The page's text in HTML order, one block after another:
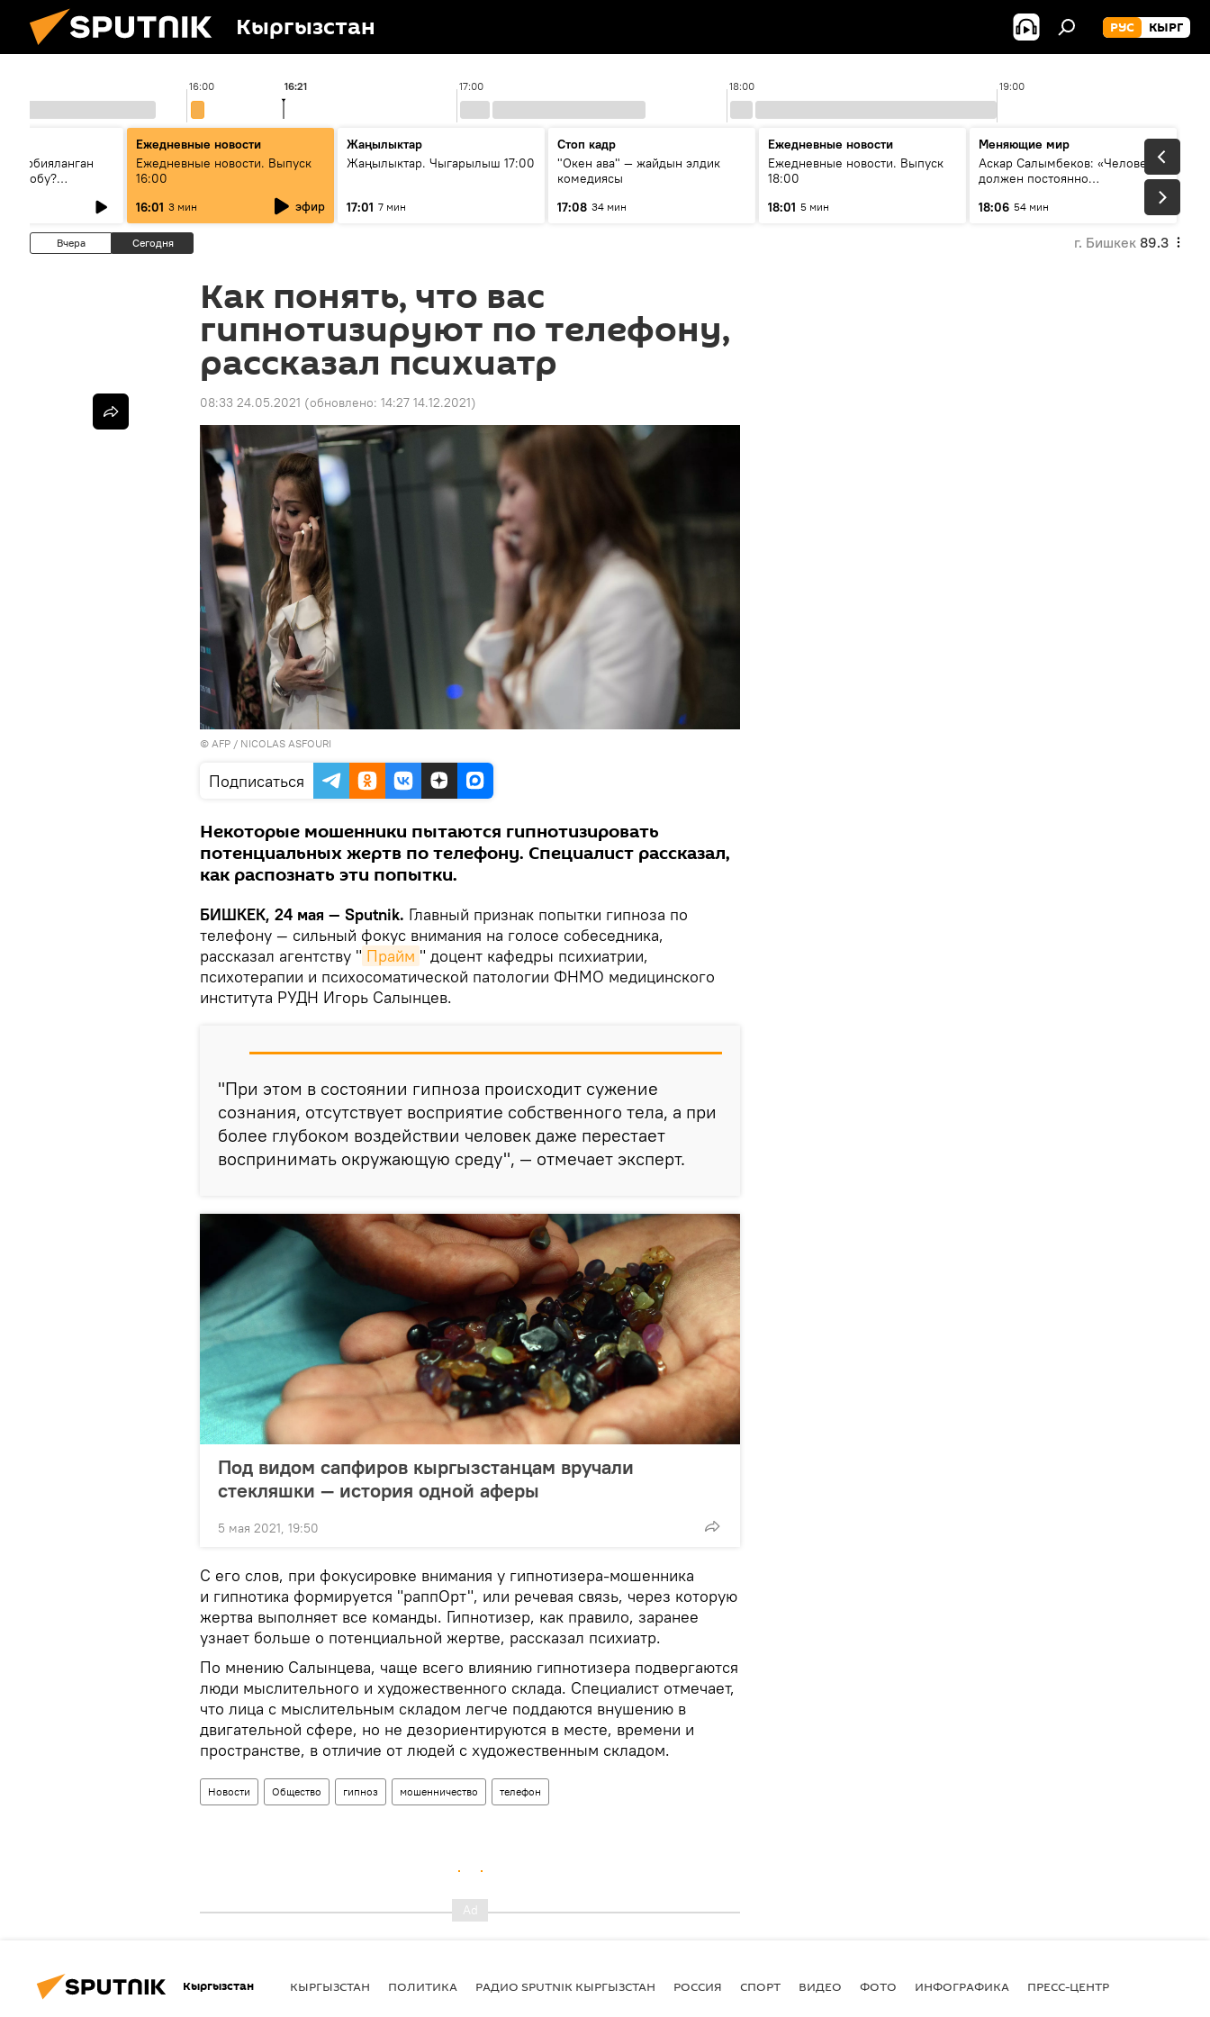
Кыргызстан РУС КЫРГ
16:00 17:00 18:00 19:00
16:21
тарбияланган
болобу?
Ежедневные новости
Ежедневные новости. Выпуск
16:00
16:01 3 мин эфир
Жаңылыктар
Жаңылыктар. Чыгарылыш 17:00
17:01 7 мин
Стоп кадр
"Окен ава" — жайдын элдик
комедиясы
17:08 34 мин
Ежедневные новости
Ежедневные новости. Выпуск
18:00
18:01 5 мин
Меняющие мир
Аскар Салымбеков: «Человек
должен постоянно
18:06 54 мин
Вчера Сегодня г. Бишкек 89.3
Как понять, что вас
гипнотизируют по телефону,
рассказал психиатр
08:33 24.05.2021 (обновлено: 14:27 14.12.2021)
© AFP / NICOLAS ASFOURI
Подписаться
Некоторые мошенники пытаются гипнотизировать
потенциальных жертв по телефону. Специалист рассказал,
как распознать эти попытки.
БИШКЕК, 24 мая — Sputnik. Главный признак попытки гипноза по
телефону — сильный фокус внимания на голосе собеседника,
рассказал агентству " Прайм " доцент кафедры психиатрии,
психотерапии и психосоматической патологии ФНМО медицинского
института РУДН Игорь Салынцев.
"При этом в состоянии гипноза происходит сужение
сознания, отсутствует восприятие собственного тела, а при
более глубоком воздействии человек даже перестает
воспринимать окружающую среду", — отмечает эксперт.
Под видом сапфиров кыргызстанцам вручали
стекляшки — история одной аферы
5 мая 2021, 19:50
С его слов, при фокусировке внимания у гипнотизера-мошенника
и гипнотика формируется "раппОрт", или речевая связь, через которую
жертва выполняет все команды. Гипнотизер, как правило, заранее
узнает больше о потенциальной жертве, рассказал психиатр.
По мнению Салынцева, чаще всего влиянию гипнотизера подвергаются
люди мыслительного и художественного склада. Специалист отмечает,
что лица с мыслительным складом легче поддаются внушению в
двигательной сфере, но не дезориентируются в месте, времени и
пространстве, в отличие от людей с художественным складом.
Новости Общество гипноз мошенничество телефон
Кыргызстан КЫРГЫЗСТАН ПОЛИТИКА РАДИО SPUTNIK КЫРГЫЗСТАН РОССИЯ СПОРТ ВИДЕО ФОТО ИНФОГРАФИКА ПРЕСС-ЦЕНТР